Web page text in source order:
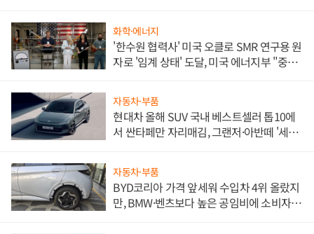
화학·에너지
'한수원 협력사' 미국 오클로 SMR 연구용 원
자로 '임계 상태' 도달, 미국 에너지부 "중요
자동차·부품
현대차 올해 SUV 국내 베스트셀러 톱10에
서 싼타페만 자리매김, 그랜저·아반떼 '세단
자동차·부품
BYD코리아 가격 앞세워 수입차 4위 올랐지
만, BMW·벤츠보다 높은 공임비에 소비자